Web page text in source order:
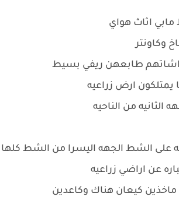
اثاث هواي
وكاونتر
طابعهن ريفي بسيط
يمتلكون ارض زراعيه
الثانيه من الناحيه
على الشط الجهه اليسرا من الشط
عن اراضي زراعيه
كيعان هناك وكاعدين